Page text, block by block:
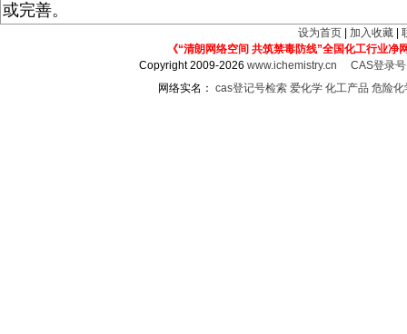
或完善。
设为首页 加入收藏
《“清朗网络空间 共筑禁毒防线”全国化工行业净
Copyright 2009-2026www.ichemistry.cn
CAS登录
网络实名： cas登记号检索 爱化学 化工产品 危险化